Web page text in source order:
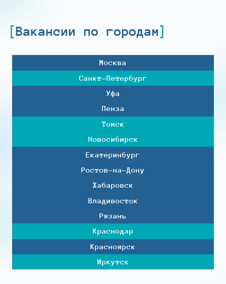
Вакансии по городам
Москва
Санкт-Петербург
Уфа
Пенза
Томск
Новосибирск
Екатеринбург
Ростов-на-Дону
Хабаровск
Владивосток
Рязань
Краснодар
Красноярск
Иркутск